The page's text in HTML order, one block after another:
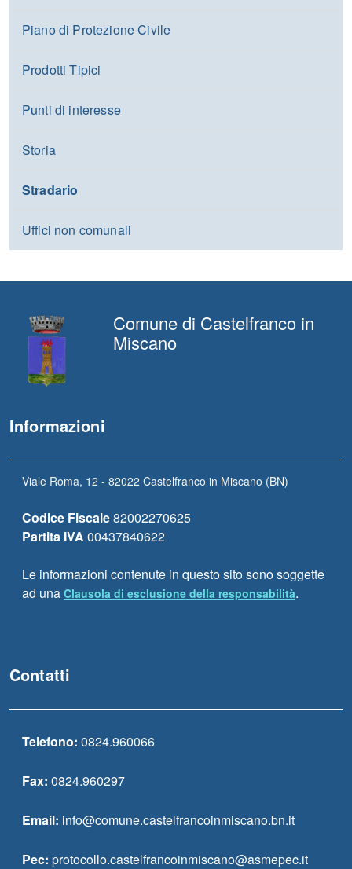
Piano di Protezione Civile
Prodotti Tipici
Punti di interesse
Storia
Stradario
Uffici non comunali
Comune di Castelfranco in
Miscano
Informazioni
Viale Roma, 12 - 82022 Castelfranco in Miscano (BN)
Codice Fiscale82002270625
Partita IVA 00437840622
Le informazioni contenute in questo sito sono soggette
ad una Clausola di esclusione della responsabilità.
Contatti
Telefono: 0824.960066
Fax: 0824.960297
Email: info@comune.castelfrancoinmiscano.bn.it
Pec: protocollo.castelfrancoinmiscano@asmepec.it